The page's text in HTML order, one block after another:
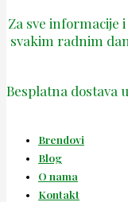
Za sve informacije
svakim radnim
Besplatna dostava
Brendovi
Blog
O nama
Kontakt